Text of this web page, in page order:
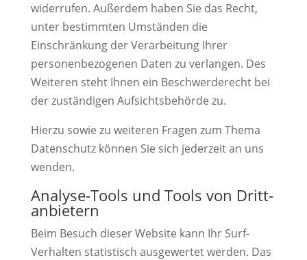
widerrufen. Außerdem haben Sie das Recht,
unter bestimmten Umständen die
Einschränkung der Verarbeitung Ihrer
personenbezogenen Daten zu verlangen. Des
Weiteren steht Ihnen ein Beschwerderecht bei
der zuständigen Aufsichtsbehörde zu.
Hierzu sowie zu weiteren Fragen zum Thema
Datenschutz können Sie sich jederzeit an uns
wenden.
Analyse-Tools und Tools von Dritt­
anbietern
Beim Besuch dieser Website kann Ihr Surf-
Verhalten statistisch ausgewertet werden. Das